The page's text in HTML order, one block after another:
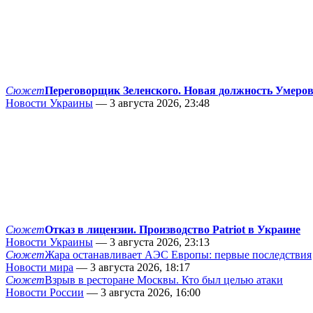
СюжетПереговорщик Зеленского. Новая должность
Новости Украины — 3 августа 2026, 23:48
СюжетОтказ в лицензии. Производство Patriot в Украине
Новости Украины — 3 августа 2026, 23:13
СюжетЖара останавливает АЭС Европы: первые последствия
Новости мира — 3 августа 2026, 18:17
СюжетВзрыв в ресторане Москвы. Кто был целью атаки
Новости России — 3 августа 2026, 16:00